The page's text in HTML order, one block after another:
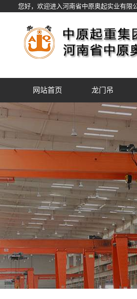
您好，欢迎进入河南省中原奥起实业有限
网站首页 龙门吊